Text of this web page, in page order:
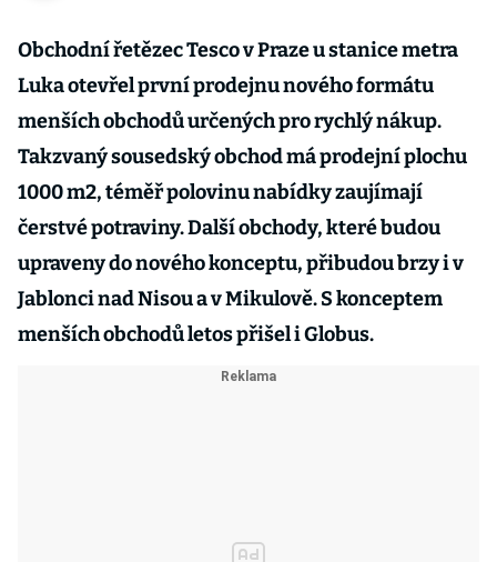
Obchodní řetězec Tesco v Praze u stanice metra
Luka otevřel první prodejnu nového formátu
menších obchodů určených pro rychlý nákup.
Takzvaný sousedský obchod má prodejní plochu
1000 m2, téměř polovinu nabídky zaujímají
čerstvé potraviny. Další obchody, které budou
upraveny do nového konceptu, přibudou brzy i v
Jablonci nad Nisou a v Mikulově. S konceptem
menších obchodů letos přišel i Globus.